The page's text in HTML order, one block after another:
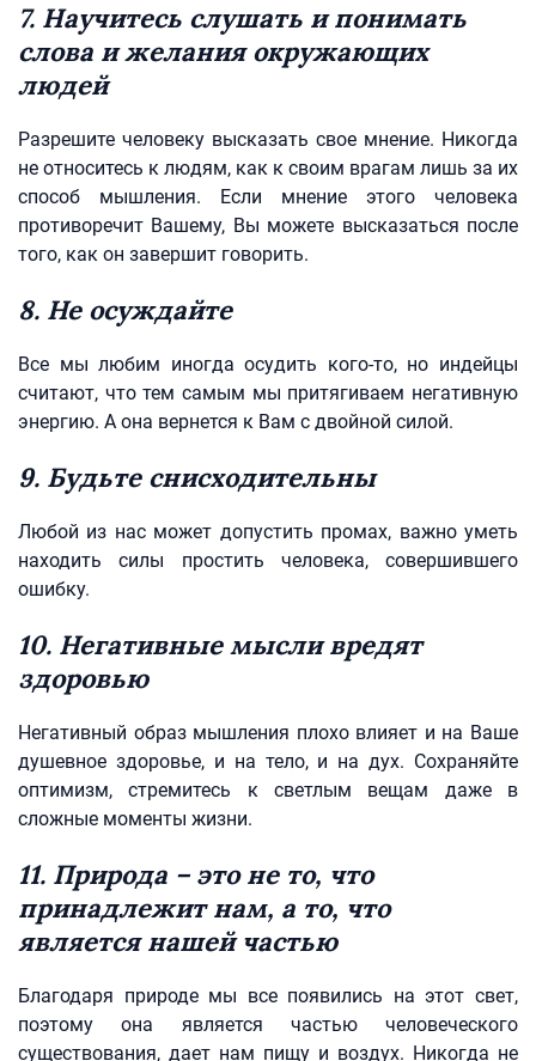
7. Научитесь слушать и понимать
слова и желания окружающих
людей
Разрешите человеку высказать свое мнение. Никогда
не относитесь к людям, как к своим врагам лишь за их
способ мышления. Если мнение этого человека
противоречит Вашему, Вы можете высказаться после
того, как он завершит говорить.
8. Не осуждайте
Все мы любим иногда осудить кого-то, но индейцы
считают, что тем самым мы притягиваем негативную
энергию. А она вернется к Вам с двойной силой.
9. Будьте снисходительны
Любой из нас может допустить промах, важно уметь
находить силы простить человека, совершившего
ошибку.
10. Негативные мысли вредят
здоровью
Негативный образ мышления плохо влияет и на Ваше
душевное здоровье, и на тело, и на дух. Сохраняйте
оптимизм, стремитесь к светлым вещам даже в
сложные моменты жизни.
11. Природа – это не то, что
принадлежит нам, а то, что
является нашей частью
Благодаря природе мы все появились на этот свет,
поэтому она является частью человеческого
существования, дает нам пищу и воздух. Никогда не